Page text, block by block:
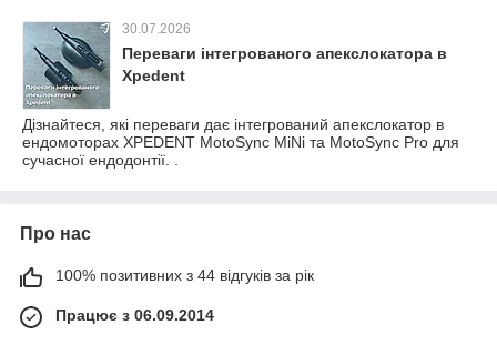
30.07.2026
Переваги інтегрованого апекслокатора в
Xpedent
Дізнайтеся, які переваги дає інтегрований апекслокатор в
ендомоторах XPEDENT MotoSync MiNi та MotoSync Pro для
сучасної ендодонтії. .
Про нас
100% позитивних з 44 відгуків за рік
Працює з 06.09.2014